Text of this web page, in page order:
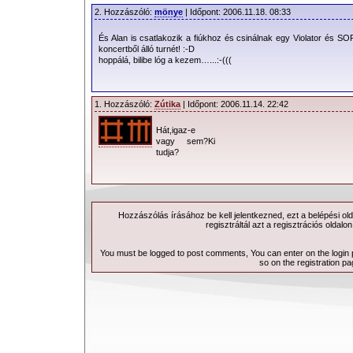
2. Hozzászóló: mönye | Időpont: 2006.11.18. 08:33
És Alan is csatlakozik a fiúkhoz és csinálnak egy Violator és
koncertből álló turnét! :-D
hoppálá, bilibe lóg a kezem…...:-(((
1. Hozzászóló: Zútika | Időpont: 2006.11.14. 22:42
Hát,igaz-e
vagy sem?Ki
tudja?
Hozzászólás írásához be kell jelentkezned, ezt a belépési
regisztráltál azt a regisztrációs
You must be logged to post comments, You can enter on the login
so on the registration